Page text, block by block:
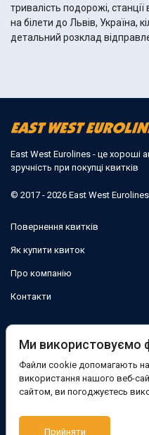
тривалість подорожі,
на білети до Львів, Україна,
детальний розклад
East West Eurolines - це хороші
зручність при покупці квитків
© 2017 - 2026 East West
Повернення квитків
Як купити квиток
Про компанію
Контакти
Facebook
Підтримка:
Ми використовуємо
Файли cookie допомагають
використання нашого веб-
сайтом, ви погоджуєтесь
Прийняти